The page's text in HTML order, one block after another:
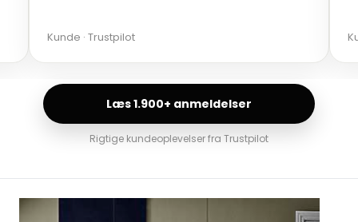
Kunde · Trustpilot
Læs 1.900+ anmeldelser
Rigtige kundeoplevelser fra Trustpilot